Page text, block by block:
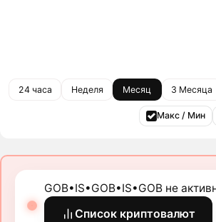
24 часа Неделя Месяц 3 Месяца
Макс / Мин
GOB•IS•GOB•IS•GOB не
Список криптовалют